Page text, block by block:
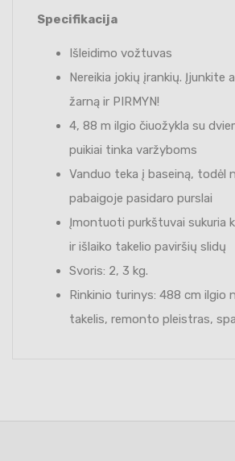
Specifikacija
Išleidimo vožtuvas
Nereikia jokių įrankių. Įjunkite
žarną ir PIRMYN!
4, 88 m ilgio čiuožykla su
puikiai tinka varžyboms
Vanduo teka į baseiną, todėl
pabaigoje pasidaro purslai
Įmontuoti purkštuvai sukuria
ir išlaiko takelio paviršių slidų
Svoris: 2, 3 kg.
Rinkinio turinys: 488 cm ilgio
takelis, remonto pleistras,